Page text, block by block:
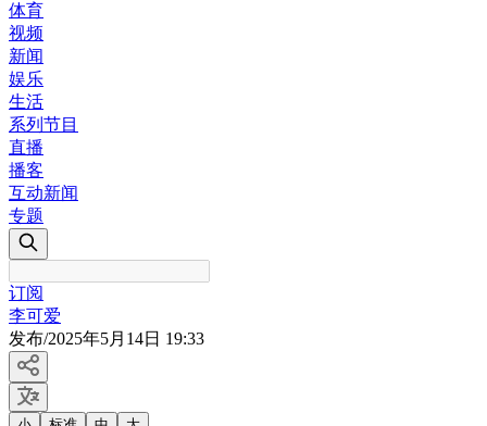
体育
视频
新闻
娱乐
生活
系列节目
直播
播客
互动新闻
专题
订阅
李可爱
发布/2025年5月14日 19:33